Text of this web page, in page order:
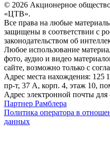
© 2026 Акционерное
«ЦТВ».
Все права на любые
защищены в соответствии с
законодательством об
Любое использование
фото, аудио и видео
сайте, возможно только с
Адрес места нахождения: 125
пр-т, 37 А, корп. 4, этаж 10,
Адрес электронной почты
Партнер Рамблера
Политика оператора в
данных